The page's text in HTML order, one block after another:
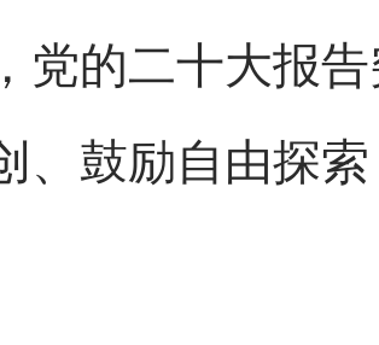
党的二十大报
、鼓励自由探